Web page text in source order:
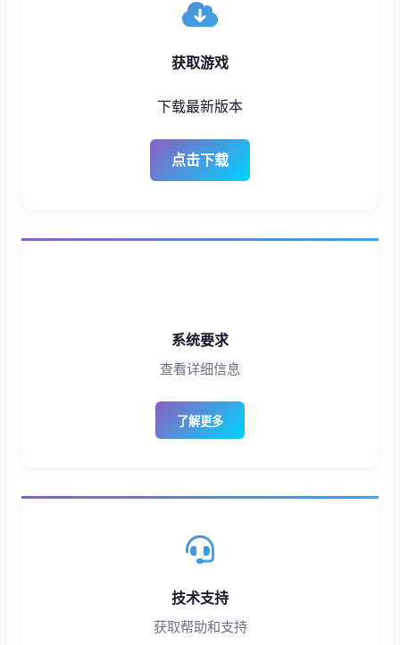
获取游戏
下载最新版本
点击下载
系统要求
查看详细信息
了解更多
技术支持
获取帮助和支持